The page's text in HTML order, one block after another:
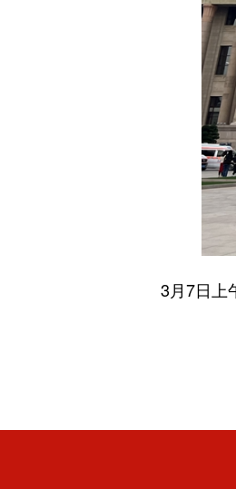
3月7日上